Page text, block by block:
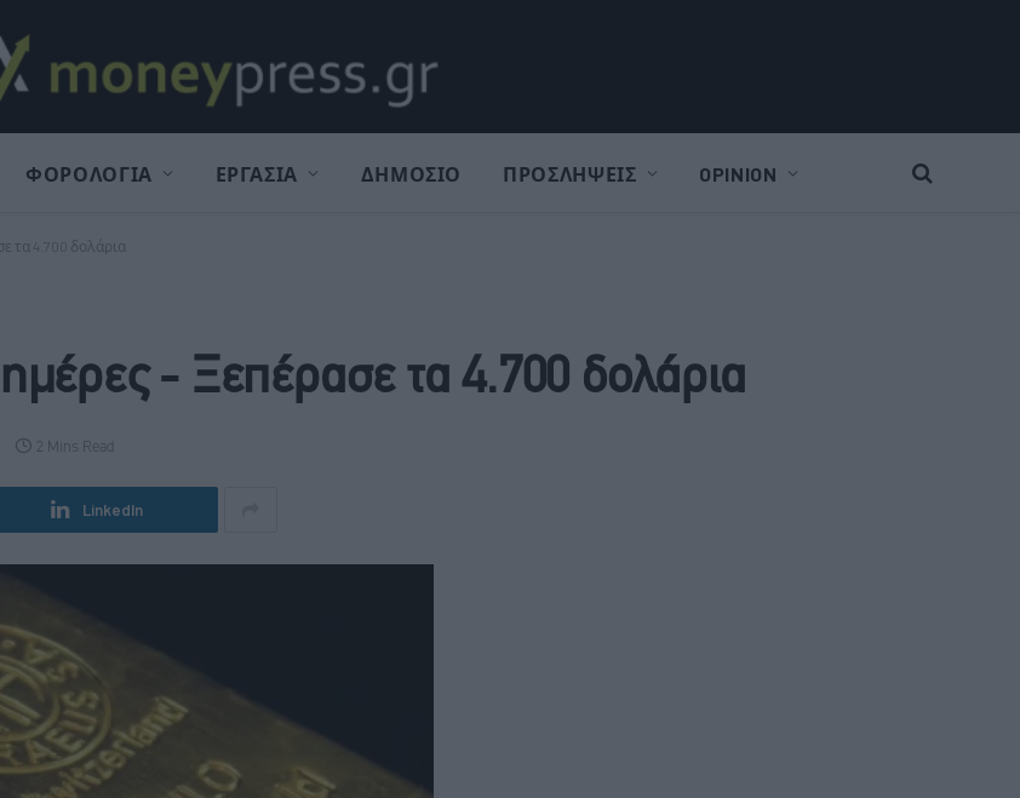
ΦΟΡΟΛΟΓΙΑ ΕΡΓΑΣΙΑ ΔΗΜΟΣΙΟ ΠΡΟΣΛΗΨΕΙΣ OPINION
τα 4.700 δολάρια
- Ξεπέρασε τα 4.700 δολάρια
2 Mins Read
LinkedIn